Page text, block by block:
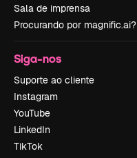
Sala de imprensa
Procurando por magnific.ai?
Siga-nos
Suporte ao cliente
Instagram
YouTube
LinkedIn
TikTok